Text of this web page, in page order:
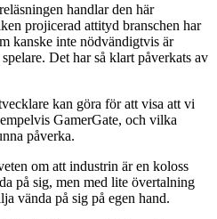
handlar den här
projicerad attityd branschen har
kanske inte nödvändigtvis är
Det har så klart påverkats av
kan göra för att visa att vi
GamerGate, och vilka
påverka.
om att industrin är en koloss
på sig, men med lite övertalning
vända på sig på egen hand.